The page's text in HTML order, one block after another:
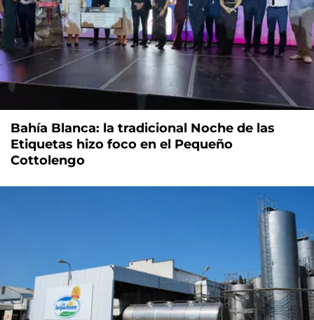
Bahía Blanca: la tradicional Noche de las
Etiquetas hizo foco en el Pequeño
Cottolengo